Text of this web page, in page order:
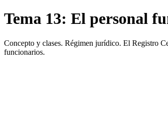
Tema 13: El personal
Concepto y clases. Régimen jurídico. El Registro
funcionarios.